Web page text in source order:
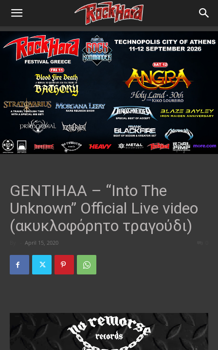
GENTIHAA – “Into The
Unknown” Official Live video
(ακυκλοφόρητο τραγούδι)
April 15, 2020